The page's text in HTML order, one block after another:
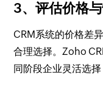
3、评估价格
CRM系统的价格差
合理选择。Zoho
同阶段企业灵活选择